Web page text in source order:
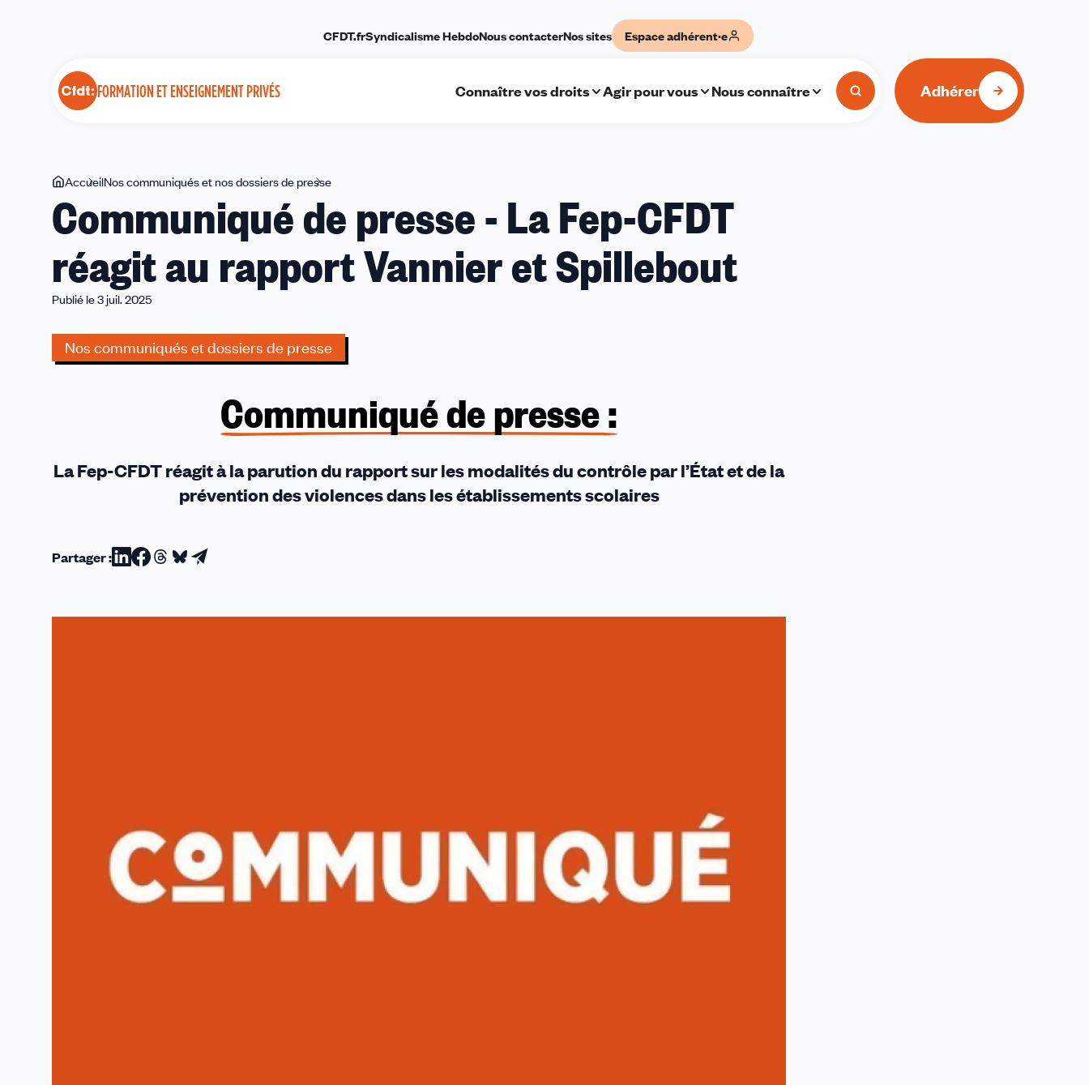
FORMATION ET ENSEIGNEMENT PRIVÉS
CFDT.frSyndicalisme HebdoNous contacterNos sites Espace adhérent·e
Connaître vos droits Agir pour vous Nous connaître Adhérer
Vous
êtes
ici
AccueilNos communiqués et nos dossiers de presse
de
presse
La
au
rapport
et
Spillebout
Communiqué de presse - La Fep-CFDT
réagit au rapport Vannier et Spillebout
Publié le 3 juil. 2025
Nos communiqués et dossiers de presse
Communiqué de presse :
La Fep-CFDT réagit à la parution du rapport sur les modalités du contrôle par l’État et de la
prévention des violences dans les établissements scolaires
Partager :Partager
Linkedin
Partager
Facebook
Partager
Threads
Partager
Bluesky
Partager
email